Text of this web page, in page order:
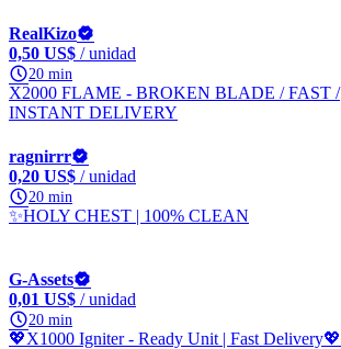
RealKizo
0,50 US$ / unidad
20 min
X2000 FLAME - BROKEN BLADE / FAST /
INSTANT DELIVERY
ragnirrr
0,20 US$ / unidad
20 min
✨HOLY CHEST | 100% CLEAN
G-Assets
0,01 US$ / unidad
20 min
💖X1000 Igniter - Ready Unit | Fast Delivery💖